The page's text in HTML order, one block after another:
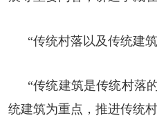
“传统村落以及传统建
“传统建筑是传统村落
统建筑为重点，推进传统